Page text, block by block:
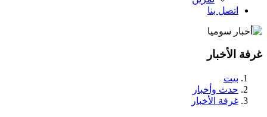
اتصل بنا
غرفة الأخبار
بيت
حدث وأخبار
غرفة الأخبار